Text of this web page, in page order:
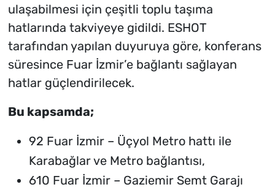
ulaşabilmesi için çeşitli toplu taşıma
hatlarında takviyeye gidildi. ESHOT
tarafından yapılan duyuruya göre, konferans
süresince Fuar İzmir’e bağlantı sağlayan
hatlar güçlendirilecek.
Bu kapsamda;
92 Fuar İzmir – Üçyol Metro hattı ile
Karabağlar ve Metro bağlantısı,
610 Fuar İzmir – Gaziemir Semt Garajı